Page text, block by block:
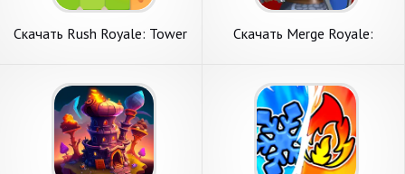
Скачать Rush Royale: Tower
Скачать Merge Royale:
Андроид